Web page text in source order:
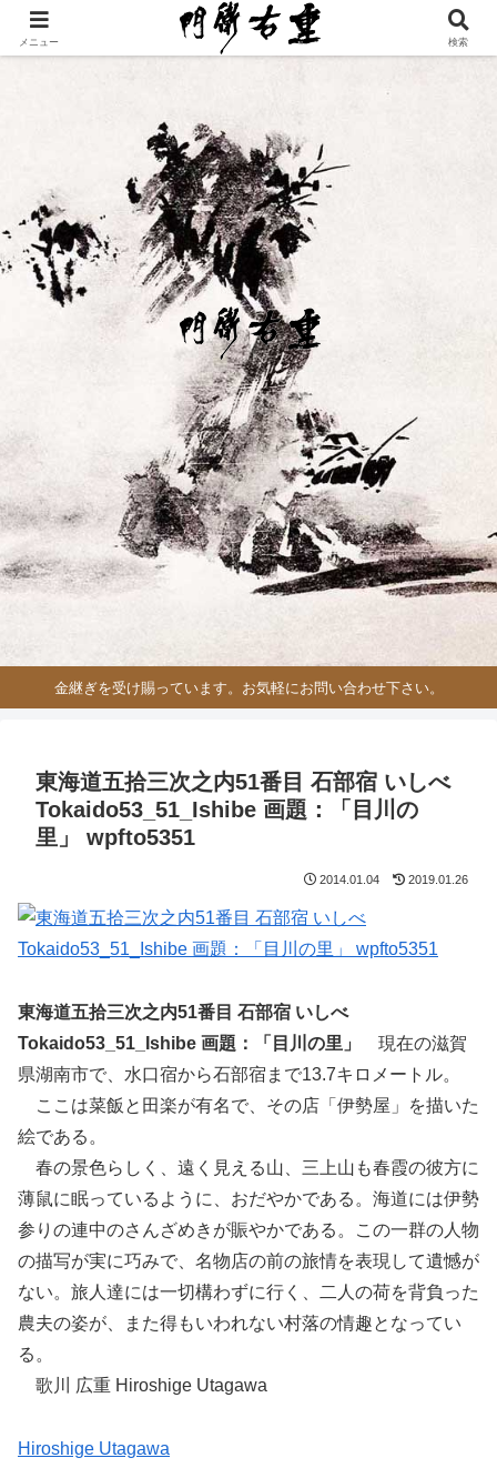
金継ぎを受け賜っています。お気軽にお問い合わせ下さい。
東海道五拾三次之内51番目 石部宿 いしべ
Tokaido53_51_Ishibe 画題：「目川の
里」 wpfto5351
2014.01.04 2019.01.26
東海道五拾三次之内51番目 石部宿 いしべ
Tokaido53_51_Ishibe 画題：「目川の里」
現在の滋賀
県湖南市で、水口宿から石部宿まで13.7キロメートル。
ここは菜飯と田楽が有名で、その店「伊勢屋」を描いた
絵である。
春の景色らしく、遠く見える山、三上山も春霞の彼方に
薄鼠に眠っているように、おだやかである。海道には伊勢
参りの連中のさんざめきが賑やかである。この一群の人物
の描写が実に巧みで、名物店の前の旅情を表現して遺憾が
ない。旅人達には一切構わずに行く、二人の荷を背負った
農夫の姿が、また得もいわれない村落の情趣となってい
る。
歌川 広重 Hiroshige Utagawa
Hiroshige Utagawa
メニュー 検索